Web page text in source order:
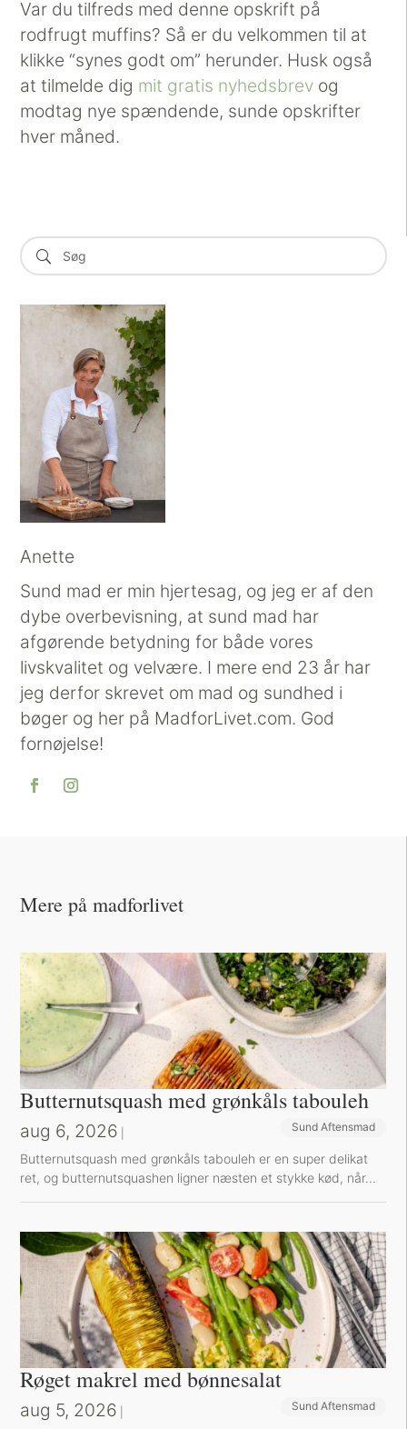
Var du tilfreds med denne opskrift på
rodfrugt muffins? Så er du velkommen til at
klikke “synes godt om” herunder. Husk også
at tilmelde dig mit gratis nyhedsbrev og
modtag nye spændende, sunde opskrifter
hver måned.
Anette
Sund mad er min hjertesag, og jeg er af den
dybe overbevisning, at sund mad har
afgørende betydning for både vores
livskvalitet og velvære. I mere end 23 år har
jeg derfor skrevet om mad og sundhed i
bøger og her på MadforLivet.com. God
fornøjelse!
Mere på madforlivet
Butternutsquash med grønkåls tabouleh
aug 6, 2026 Sund Aftensmad
Butternutsquash med grønkåls tabouleh er en super delikat
ret, og butternutsquashen ligner næsten et stykke kød, når...
Røget makrel med bønnesalat
aug 5, 2026 Sund Aftensmad